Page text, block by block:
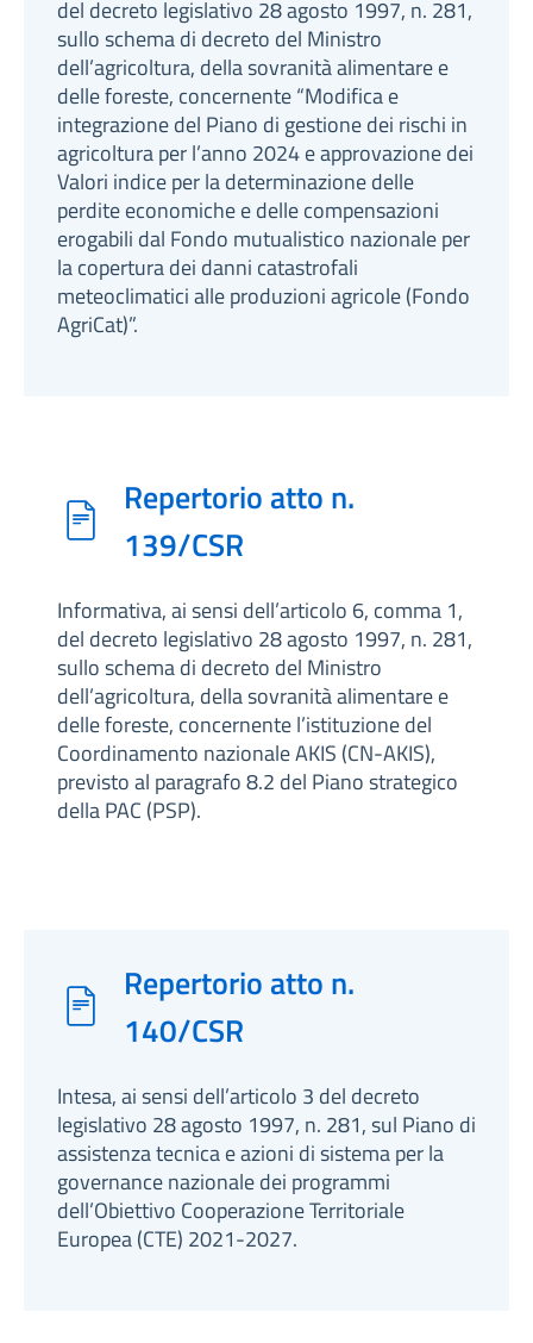
del decreto legislativo 28 agosto 1997, n. 281,
sullo schema di decreto del Ministro
dell’agricoltura, della sovranità alimentare e
delle foreste, concernente “Modifica e
integrazione del Piano di gestione dei rischi in
agricoltura per l’anno 2024 e approvazione dei
Valori indice per la determinazione delle
perdite economiche e delle compensazioni
erogabili dal Fondo mutualistico nazionale per
la copertura dei danni catastrofali
meteoclimatici alle produzioni agricole (Fondo
AgriCat)”.
Repertorio atto n.
139/CSR
Informativa, ai sensi dell’articolo 6, comma 1,
del decreto legislativo 28 agosto 1997, n. 281,
sullo schema di decreto del Ministro
dell’agricoltura, della sovranità alimentare e
delle foreste, concernente l’istituzione del
Coordinamento nazionale AKIS (CN-AKIS),
previsto al paragrafo 8.2 del Piano strategico
della PAC (PSP).
Repertorio atto n.
140/CSR
Intesa, ai sensi dell’articolo 3 del decreto
legislativo 28 agosto 1997, n. 281, sul Piano di
assistenza tecnica e azioni di sistema per la
governance nazionale dei programmi
dell’Obiettivo Cooperazione Territoriale
Europea (CTE) 2021-2027.